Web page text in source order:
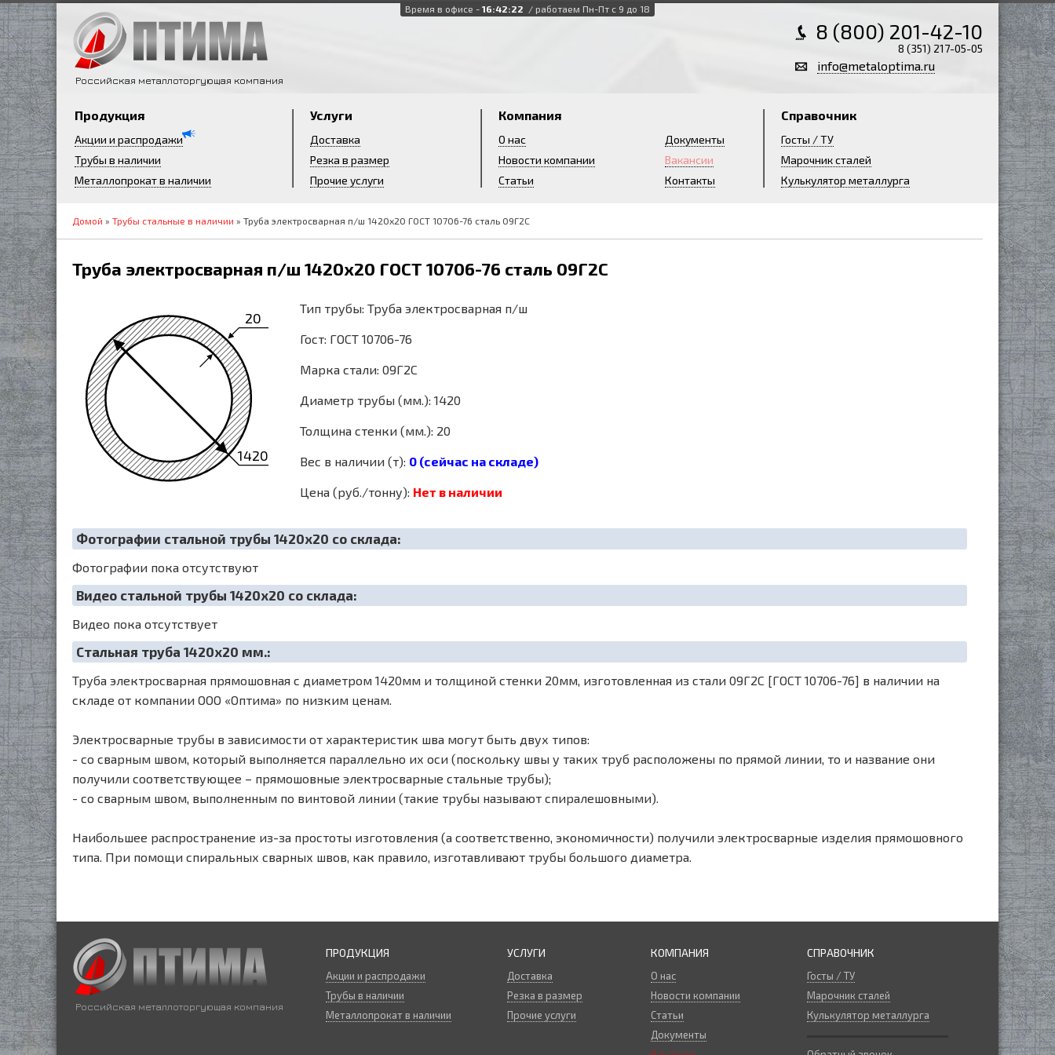
Время в офисе - 16:42:22 / работаем Пн-Пт с 9 до 18
Российская металлоторгующая компания
8 (800) 201-42-10
8 (351) 217-05-05
info@metaloptima.ru
Продукция
Акции и распродажи
Трубы в наличии
Металлопрокат в наличии
Услуги
Доставка
Резка в размер
Прочие услуги
Компания
О нас
Новости компании
Статьи
Документы
Вакансии
Контакты
Справочник
Госты / ТУ
Марочник сталей
Кулькулятор металлурга
Домой » Трубы стальные в наличии » Труба электросварная п/ш 1420х20 ГОСТ 10706-76 сталь 09Г2С
Труба электросварная п/ш 1420х20 ГОСТ 10706-76 сталь 09Г2С
1420
20
Тип трубы: Труба электросварная п/ш
Гост: ГОСТ 10706-76
Марка стали: 09Г2С
Диаметр трубы (мм.): 1420
Толщина стенки (мм.): 20
Вес в наличии (т): 0 (сейчас на складе)
Цена (руб./тонну): Нет в наличии
Фотографии стальной трубы 1420х20 со склада:
Фотографии пока отсутствуют
Видео стальной трубы 1420х20 со склада:
Видео пока отсутствует
Cтальная труба 1420х20 мм.:
Труба электросварная прямошовная с диаметром 1420мм и толщиной стенки 20мм, изготовленная из стали 09Г2С [ГОСТ 10706-76] в наличии на
складе от компании ООО «Оптима» по низким ценам.
Электросварные трубы в зависимости от характеристик шва могут быть двух типов:
- со сварным швом, который выполняется параллельно их оси (поскольку швы у таких труб расположены по прямой линии, то и название они
получили соответствующее – прямошовные электросварные стальные трубы);
- со сварным швом, выполненным по винтовой линии (такие трубы называют спиралешовными).
Наибольшее распространение из-за простоты изготовления (а соответственно, экономичности) получили электросварные изделия прямошовного
типа. При помощи спиральных сварных швов, как правило, изготавливают трубы большого диаметра.
Российская металлоторгующая компания
ПРОДУКЦИЯ
Акции и распродажи
Трубы в наличии
Металлопрокат в наличии
УСЛУГИ
Доставка
Резка в размер
Прочие услуги
КОМПАНИЯ
О нас
Новости компании
Статьи
Документы
СПРАВОЧНИК
Госты / ТУ
Марочник сталей
Кулькулятор металлурга